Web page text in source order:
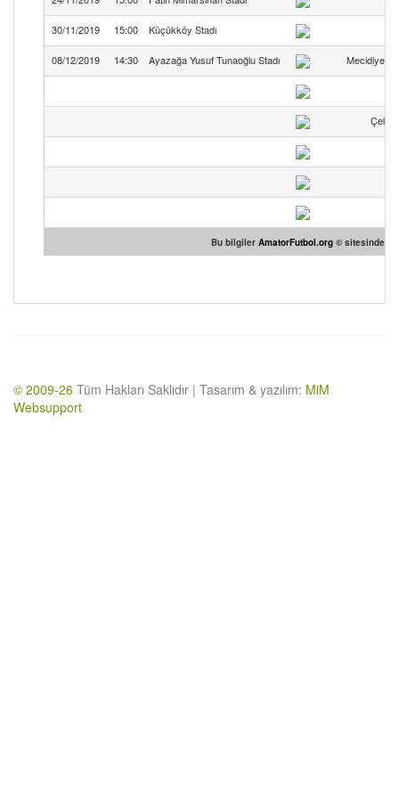
30/11/2019 15:00 Küçükköy Stadı
08/12/2019 14:30 Ayazağa Yusuf Tunaoğlu Stadı
Bu bilgiler AmatorFutbol.org© sitesinden
© 2009-26 Tüm Hakları Saklıdır | Tasarım & yazılım: MiM
Websupport